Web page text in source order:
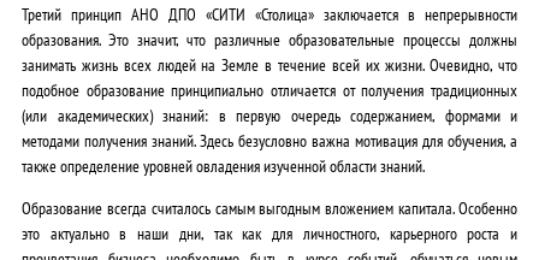
Третий принцип АНО ДПО «СИТИ «Столица» заключается в непрерывности
образования. Это значит, что различные образовательные процессы должны
занимать жизнь всех людей на Земле в течение всей их жизни. Очевидно, что
подобное образование принципиально отличается от получения традиционных
(или академических) знаний: в первую очередь содержанием, формами и
методами получения знаний. Здесь безусловно важна мотивация для обучения, а
также определение уровней овладения изученной области знаний.
Образование всегда считалось самым выгодным вложением капитала. Особенно
это актуально в наши дни, так как для личностного, карьерного роста и